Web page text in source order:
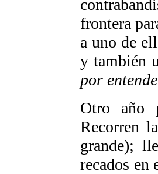
frontera
a uno de
y también
por
Otro año
Recorren
grande);
recados